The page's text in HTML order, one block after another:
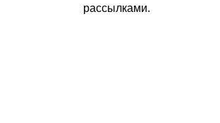
рассылками.